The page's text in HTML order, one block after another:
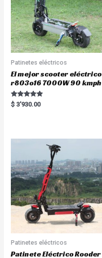
Patinetes eléctricos
El mejor scooter eléctrico
r803o16 7000W 90 kmph
Rated
5.00
$ 3'930.00
Patinetes eléctricos
Patinete Eléctrico Rooder